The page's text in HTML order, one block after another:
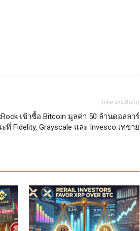
บทความถัดไป
เข้าซื้อ Bitcoin มูลค่า 50 ล้านดอลลาร์
ที่ Fidelity, Grayscale และ Invesco เทขาย